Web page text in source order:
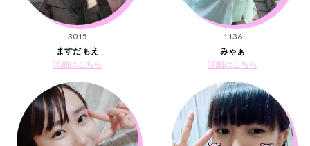
3015
ますだ もえ
詳細はこちら
1136
みゃぁ
詳細はこちら